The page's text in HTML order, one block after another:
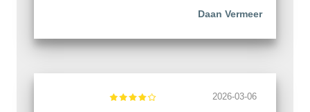
Daan Vermeer
2026-03-06